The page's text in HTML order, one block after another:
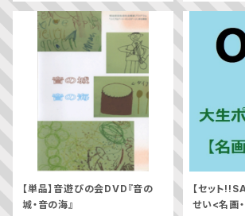
【単品】音遊びの会DVD『音の
城・音の海』
【セット
せい<名画